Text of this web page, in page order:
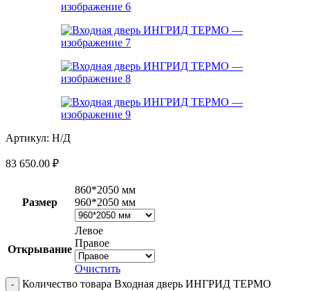
Артикул: Н/Д
83 650.00 ₽
Размер
860*2050 мм
960*2050 мм
Открывание
Левое
Правое
Очистить
Количество товара Входная дверь ИНГРИД ТЕРМО